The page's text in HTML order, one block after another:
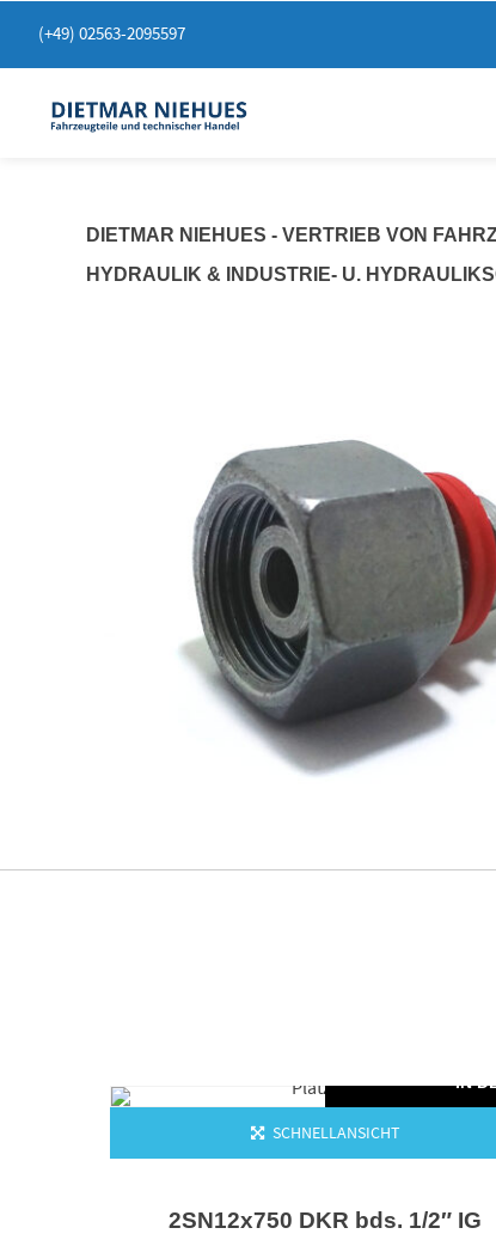
zum
(+49) 02563-2095597
DIETMAR NIEHUES - VERTRIEB VON
HYDRAULIK & INDUSTRIE- U.
IN
SCHNELLANSICHT
2SN12x750 DKR bds. 1/2″ IG